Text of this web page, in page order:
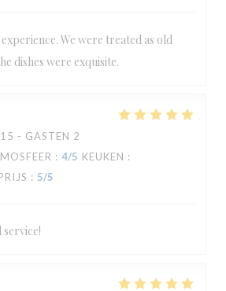
We were treated as old
dishes were exquisite.
- GASTEN 2
: 4/5 KEUKEN :
: 5/5